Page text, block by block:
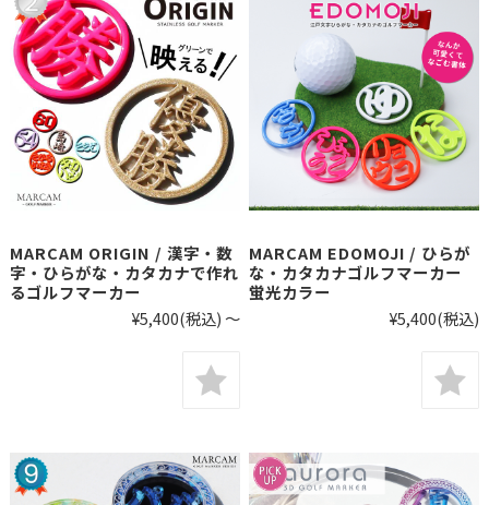
MARCAM ORIGIN / 漢字・数
字・ひらがな・カタカナで作れ
るゴルフマーカー
¥5,400(税込)～
MARCAM EDOMOJI / ひらが
な・カタカナゴルフマーカー
蛍光カラー
¥5,400(税込)